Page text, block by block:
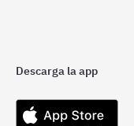
Descarga la app